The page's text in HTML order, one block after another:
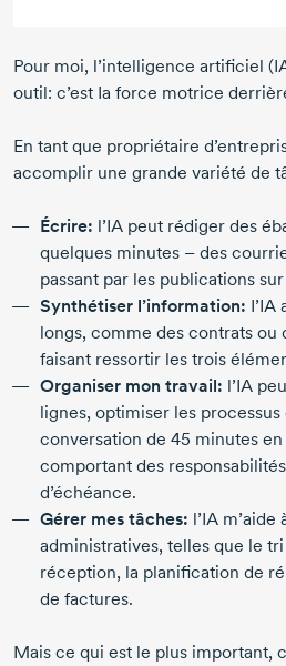
Pour moi, l’intelligence artificiel
outil: c’est Ia force motrice
En tant que propriétaire
accomplir une grande variété de
Écrire: l’IA peut rédiger des
quelques minutes – des
passant par les publications
Synthétiser l’information: I’IA
longs, comme des contrats ou
faisant ressortir les trois
Organiser mon travail: l’IA
lignes, optimiser les
conversation de 45 minutes en
comportant des
d’échéance.
Gérer mes tâches: l’IA
administratives, telles que le
réception, la planification de
de factures.
Mais ce qui est le plus important,